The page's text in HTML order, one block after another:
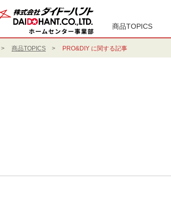
商品TOPICS
商品TOPICS PRO&DIY に関する記事